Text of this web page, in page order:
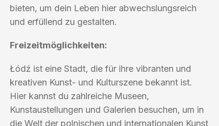
bieten, um dein Leben hier abwechslungsreich
und erfüllend zu gestalten.
Freizeitmöglichkeiten:
Łódź ist eine Stadt, die für ihre vibranten und
kreativen Kunst- und Kulturszene bekannt ist.
Hier kannst du zahlreiche Museen,
Kunstaustellungen und Galerien besuchen, um in
die Welt der polnischen und internationalen Kunst